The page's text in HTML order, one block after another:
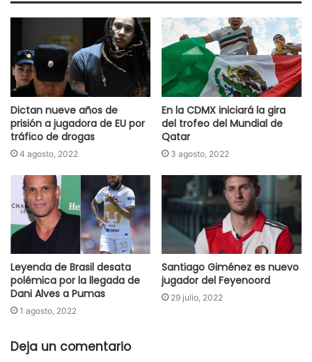
Dictan nueve años de
prisión a jugadora de EU por
tráfico de drogas
4 agosto, 2022
En la CDMX iniciará la gira
del trofeo del Mundial de
Qatar
3 agosto, 2022
Leyenda de Brasil desata
polémica por la llegada de
Dani Alves a Pumas
1 agosto, 2022
Santiago Giménez es nuevo
jugador del Feyenoord
29 julio, 2022
Deja un comentario